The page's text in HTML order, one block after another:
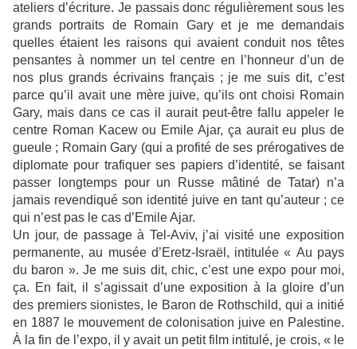
ateliers d’écriture. Je passais donc régulièrement sous les
grands portraits de Romain Gary et je me demandais
quelles étaient les raisons qui avaient conduit nos têtes
pensantes à nommer un tel centre en l’honneur d’un de
nos plus grands écrivains français ; je me suis dit, c’est
parce qu’il avait une mère juive, qu’ils ont choisi Romain
Gary, mais dans ce cas il aurait peut-être fallu appeler le
centre Roman Kacew ou Emile Ajar, ça aurait eu plus de
gueule ; Romain Gary (qui a profité de ses prérogatives de
diplomate pour trafiquer ses papiers d’identité, se faisant
passer longtemps pour un Russe mâtiné de Tatar) n’a
jamais revendiqué son identité juive en tant qu’auteur ; ce
qui n’est pas le cas d’Emile Ajar.
Un jour, de passage à Tel-Aviv, j’ai visité une exposition
permanente, au musée d’Eretz-Israël, intitulée « Au pays
du baron ». Je me suis dit, chic, c’est une expo pour moi,
ça. En fait, il s’agissait d’une exposition à la gloire d’un
des premiers sionistes, le Baron de Rothschild, qui a initié
en 1887 le mouvement de colonisation juive en Palestine.
À la fin de l’expo, il y avait un petit film intitulé, je crois, « le